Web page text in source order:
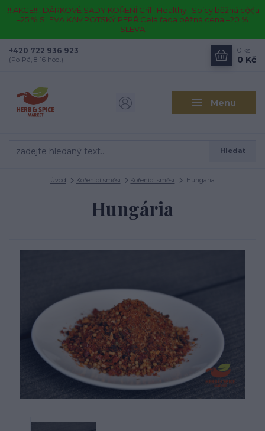
!!!!AKCE!!!! DÁRKOVÉ SADY KOŘENÍ Gril · Healthy · Spicy běžná cena
–25 % SLEVA KAMPOTSKÝ PEPŘ Celá řada běžná cena –20 %
SLEVA
Menu
Hledat
+420 722 936 923
(Po-Pá, 8-16 hod.)
0 ks
0 Kč
Úvod Kořenící směsi Kořenící směsi Hungária
Hungária